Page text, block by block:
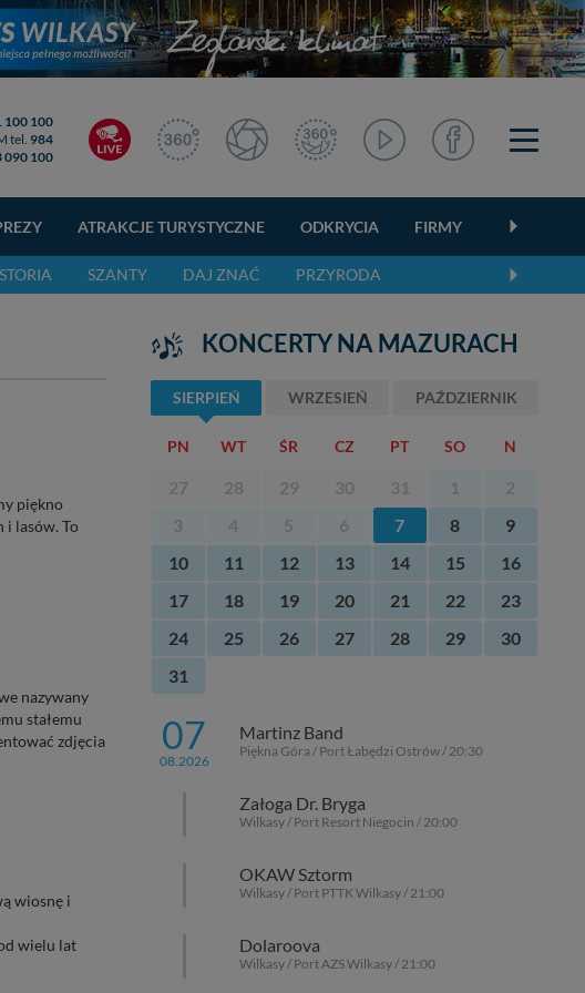
100 100
tel. 984
090 100
ATRAKCJE TURYSTYCZNE ODKRYCIA FIRMY
SZANTY DAJ ZNAĆ PRZYRODA
piękno
i lasów. To
nazywany
stałemu
zdjęcia
wiosnę i
wielu lat
KONCERTY NA MAZURACH
SIERPIEŃ WRZESIEŃ PAŹDZIERNIK
PN WT ŚR CZ PT SO N
27 28 29 30 31 1
2
3
4 5 6 7 8
9
10
11 12 13 14 15
16
17
18 19 20 21 22
23
24
25 26 27 28 29
30
31
07
08.2026
Martinz Band
Piękna Góra / Port Łabędzi Ostrów / 20:30
Załoga Dr. Bryga
Wilkasy / Port Resort Niegocin / 20:00
OKAW Sztorm
Wilkasy / Port PTTK Wilkasy / 21:00
Dolaroova
Wilkasy / Port AZS Wilkasy / 21:00